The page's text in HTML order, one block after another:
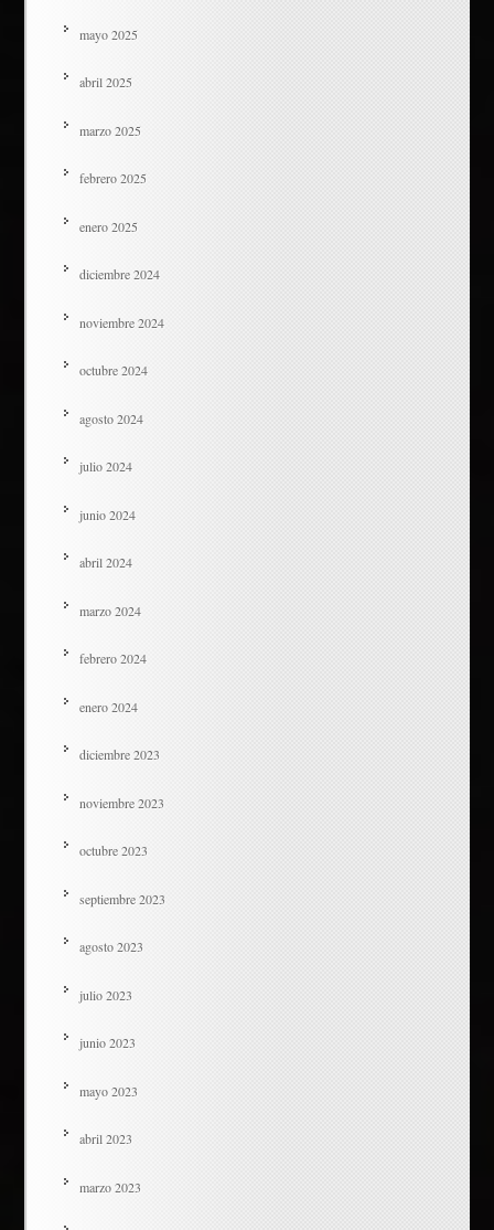
mayo 2025
abril 2025
marzo 2025
febrero 2025
enero 2025
diciembre 2024
noviembre 2024
octubre 2024
agosto 2024
julio 2024
junio 2024
abril 2024
marzo 2024
febrero 2024
enero 2024
diciembre 2023
noviembre 2023
octubre 2023
septiembre 2023
agosto 2023
julio 2023
junio 2023
mayo 2023
abril 2023
marzo 2023